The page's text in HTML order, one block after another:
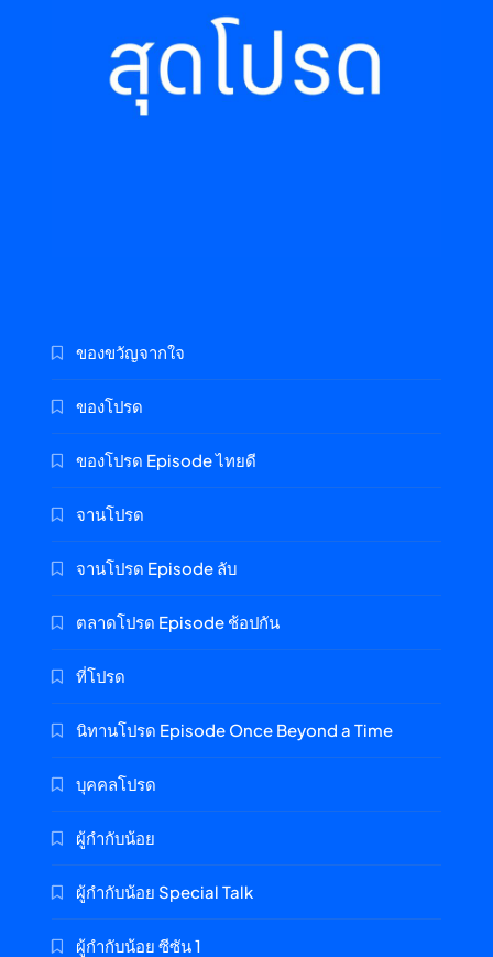
ของขวัญจากใจ
ของโปรด
ของโปรด Episode ไทยดี
จานโปรด
จานโปรด Episode ลับ
ตลาดโปรด Episode ช้อปกัน
ที่โปรด
นิทานโปรด Episode Once Beyond a Time
บุคคลโปรด
ผู้กำกับน้อย
ผู้กำกับน้อย Special Talk
ผู้กำกับน้อย ซีซัน 1